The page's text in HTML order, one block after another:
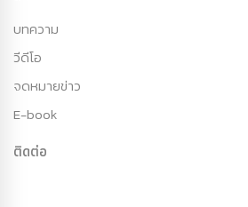
บทความ
วีดีโอ
จดหมายข่าว
E-book
ติดต่อ